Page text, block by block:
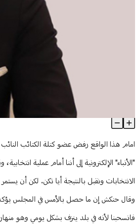
حنكش لـ"الأنباء": هذا أمر مُعيب!
Article Content
امام هذا الواقع رفض عضو كتلة الكتائب
"الأنباء" الإلكترونية إلى أننا أمام عملية
الانتخابات ونقبل بالنتيجة أيا تكن. لكن أن
وقال حنكش إن ما حصل بالأمس في المجلس يؤكد
فانسحبنا لأنه في بلد ينزف بشكل يومي وهو